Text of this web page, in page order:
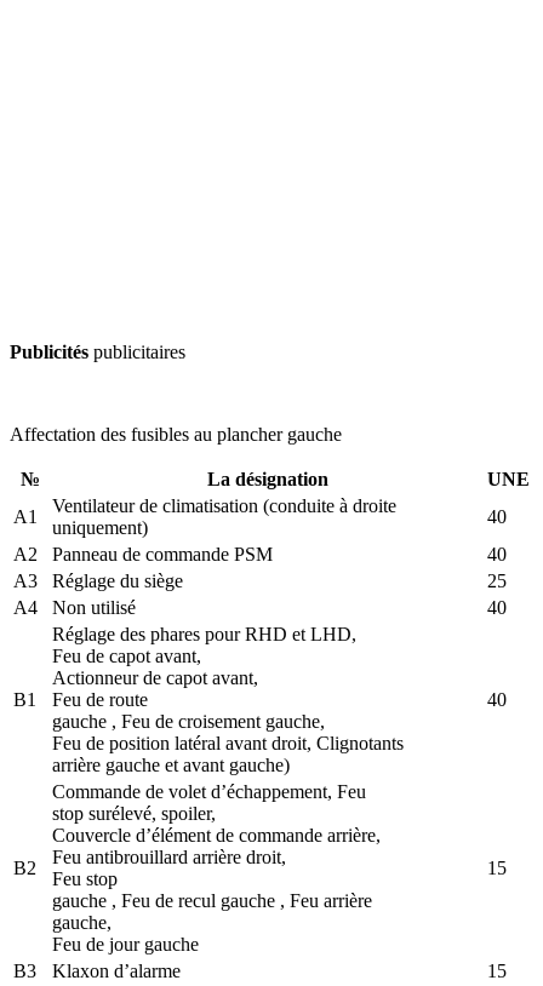
Publicités publicitaires
Affectation des fusibles au plancher gauche
№ La désignation
UNE
A1
Ventilateur de climatisation (conduite à droite
uniquement)
40
A2
Panneau de commande PSM
40
A3
Réglage du siège
25
A4
Non utilisé 40
B1
Réglage des phares pour RHD et LHD,
Feu de capot avant,
Actionneur de capot avant,
Feu de route
gauche , Feu de croisement gauche,
Feu de position latéral avant droit, Clignotants
arrière gauche et avant gauche)
40
B2
Commande de volet d’échappement, Feu
stop surélevé, spoiler,
Couvercle d’élément de commande arrière,
Feu antibrouillard arrière droit,
Feu stop
gauche , Feu de recul gauche , Feu arrière
gauche,
Feu de jour gauche
15
B3 Klaxon d’alarme 15